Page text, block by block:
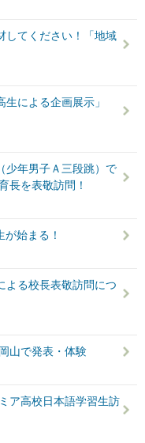
してください！「地域
による企画展示」
少年男子Ａ三段跳）で
長を表敬訪問！
始まる！
よる校長表敬訪問につ
山で発表・体験
ア高校日本語学習生訪